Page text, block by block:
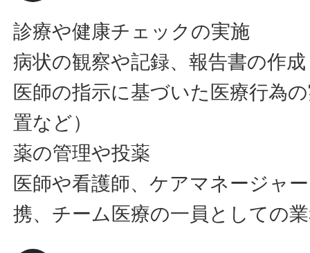
診療や健康チェックの実施
病状の観察や記録、報告書の作成
医師の指示に基づいた医療行為
置など）
薬の管理や投薬
医師や看護師、ケアマネージャ
携、チーム医療の一員としての